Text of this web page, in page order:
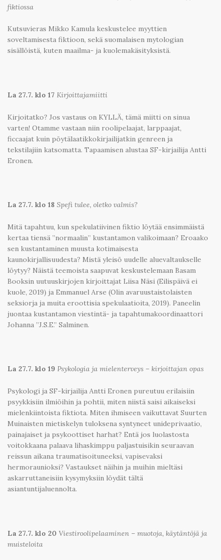
fiktiossa
Kutsuvieras Mikko Kamula keskustelee myyttien
soveltamisesta fiktioon, sekä suomalaisen mytologian
sisällöistä, kuten maailma- ja kuolemakäsityksistä.
La 27.7. klo 17 Kirjoittajamiitti
Kirjoitatko? Jos vastaus on KYLLÄ, tämä miitti on sinua
varten! Otamme vastaan niin roolipelaajat, larppaajat,
ficcaajat kuin pöytälaatikkokirjailijatkin genreen ja
tekstilajiin katsomatta. Tapaamisen alustaa SF-kirjailija Antti
Eronen.
La 27.7. klo 18 Spefi tulee, oletko valmis?
Mitä tapahtuu, kun spekulatiivinen fiktio löytää ensimmäistä
kertaa tiensä ”normaalin” kustantamon valikoimaan? Eroaako
sen kustantaminen muusta kotimaisesta
kaunokirjallisuudesta? Mistä yleisö uudelle aluevaltaukselle
löytyy? Näistä teemoista saapuvat keskustelemaan Basam
Booksin uutuuskirjojen kirjoittajat Liisa Näsi (Eilispäivä ei
kuole, 2019) ja Emmanuel Arse (Olin avaruustaistolaisten
seksiorja ja muita eroottisia spekulaatioita, 2019). Paneelin
juontaa kustantamon viestintä- ja tapahtumakoordinaattori
Johanna ”J.S.E.” Salminen.
La 27.7. klo 19 Psykologia ja mielenterveys – kirjoittajan opas
Psykologi ja SF-kirjailija Antti Eronen pureutuu erilaisiin
psyykkisiin ilmiöihin ja pohtii, miten niistä saisi aikaiseksi
mielenkiintoista fiktiota. Miten ihmiseen vaikuttavat Suurten
Muinaisten mietiskelyn tuloksena syntyneet unideprivaatio,
painajaiset ja psykoottiset harhat? Entä jos luolastosta
voitokkaana palaava lihaskimppu paljastuisikin seuraavan
reissun aikana traumatisoituneeksi, vapisevaksi
hermoraunioksi? Vastaukset näihin ja muihin mieltäsi
askarruttaneisiin kysymyksiin löydät tältä
asiantuntijaluennolta.
La 27.7. klo 20 Viestiroolipelaaminen – muotoja, käytäntöjä ja
muisteloita